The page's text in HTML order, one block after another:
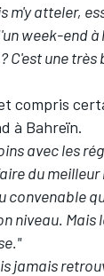
m'y atteler,
week-end à
C'est une très
compris
à Bahreïn.
avec les
du
niveau. Mais
jamais